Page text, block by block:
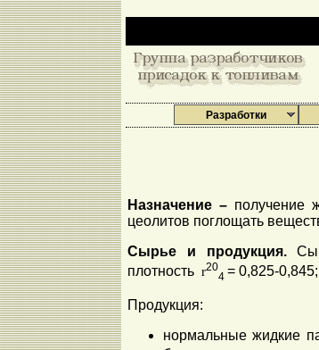
Разработки
Назначение – получение
цеолитов поглощать
Сырье и продукция.
плотность r20
4 = 0,825-
Продукция:
нормальные жидкие